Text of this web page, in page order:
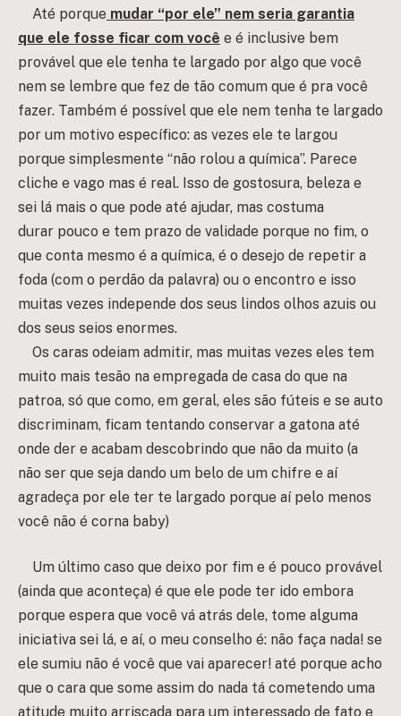
Até porque mudar “por ele” nem seria garantia
que ele fosse ficar com você e é inclusive bem
provável que ele tenha te largado por algo que você
nem se lembre que fez de tão comum que é pra você
fazer. Também é possível que ele nem tenha te largado
por um motivo específico: as vezes ele te largou
porque simplesmente “não rolou a química”. Parece
cliche e vago mas é real. Isso de gostosura, beleza e
sei lá mais o que pode até ajudar, mas costuma
durar pouco e tem prazo de validade porque no fim, o
que conta mesmo é a química, é o desejo de repetir a
foda (com o perdão da palavra) ou o encontro e isso
muitas vezes independe dos seus lindos olhos azuis ou
dos seus seios enormes.
Os caras odeiam admitir, mas muitas vezes eles tem
muito mais tesão na empregada de casa do que na
patroa, só que como, em geral, eles são fúteis e se auto
discriminam, ficam tentando conservar a gatona até
onde der e acabam descobrindo que não da muito (a
não ser que seja dando um belo de um chifre e aí
agradeça por ele ter te largado porque aí pelo menos
você não é corna baby)
Um último caso que deixo por fim e é pouco provável
(ainda que aconteça) é que ele pode ter ido embora
porque espera que você vá atrás dele, tome alguma
iniciativa sei lá, e aí, o meu conselho é: não faça nada! se
ele sumiu não é você que vai aparecer! até porque acho
que o cara que some assim do nada tá cometendo uma
atitude muito arriscada para um interessado de fato e